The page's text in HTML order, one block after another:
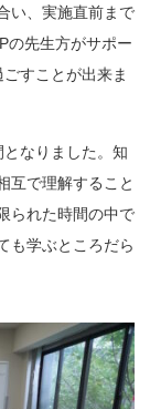
い、実施直前まで
の先生方がサポー
すことが出来ま
なりました。知
互で理解すること
られた時間の中で
も学ぶところだら